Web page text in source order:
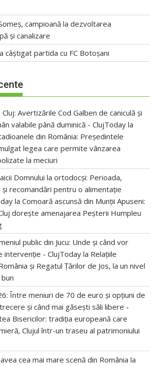
campioană la dezvoltarea
și canalizare
câștigat partida cu FC Botoșani
Avertizările Cod Galben de caniculă și
valabile până duminică - ClujToday la
din România: Președintele
legea care permite vânzarea
la meciuri
Domnului la ortodocși: Perioada,
recomandări pentru o alimentație
laComoară ascunsă din Munții Apuseni:
dorește amenajarea Peșterii Humpleu
public din Jucu: Unde și când vor
intervenție - ClujToday la Relațiile
și Regatul Țărilor de Jos, la un nivel
Între meniuri de 70 de euro și opțiuni de
și când mai găsești săli libere -
Bisericilor: tradiția europeană care
Clujul într-un traseu al patrimoniului
cea mai mare scenă din România la